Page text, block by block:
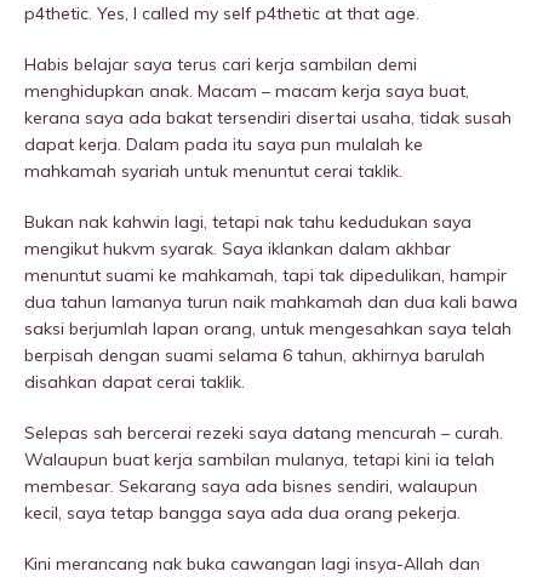
p4thetic. Yes, I called my self p4thetic at that age.
Habis belajar saya terus cari kerja sambilan demi
menghidupkan anak. Macam – macam kerja saya buat,
kerana saya ada bakat tersendiri disertai usaha, tidak susah
dapat kerja. Dalam pada itu saya pun mulalah ke
mahkamah syariah untuk menuntut cerai takIik.
Bukan nak kahwin lagi, tetapi nak tahu kedudukan saya
mengikut hukvm syarak. Saya iklankan dalam akhbar
menuntut suami ke mahkamah, tapi tak dipedulikan, hampir
dua tahun lamanya turun naik mahkamah dan dua kali bawa
saksi berjumlah lapan orang, untuk mengesahkan saya telah
berpisah dengan suami selama 6 tahun, akhirnya barulah
disahkan dapat cerai takIik.
Selepas sah bercerai rezeki saya datang mencurah – curah.
Walaupun buat kerja sambilan mulanya, tetapi kini ia telah
membesar. Sekarang saya ada bisnes sendiri, walaupun
kecil, saya tetap bangga saya ada dua orang pekerja.
Kini merancang nak buka cawangan lagi insya-Allah dan